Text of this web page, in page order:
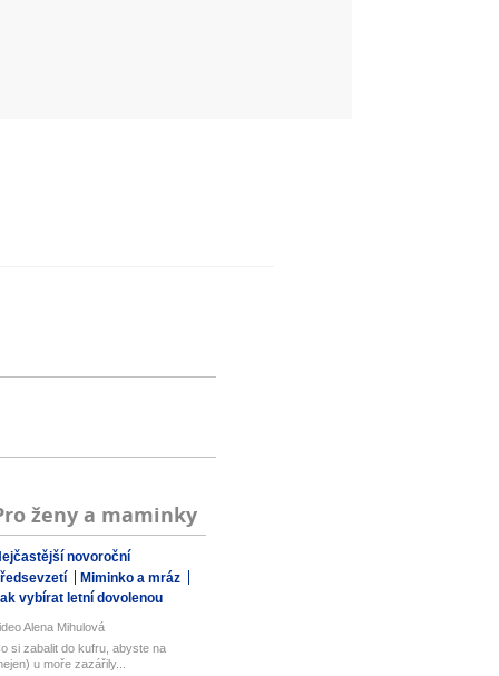
ženy a maminky
novoroční
Miminko a mráz
vybírat letní dovolenou
Alena Mihulová
si zabalit do kufru, abyste na
u moře zazářily...